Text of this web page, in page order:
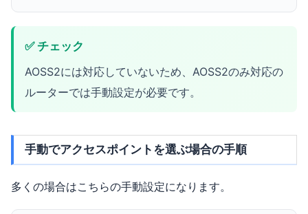
✅ チェック
AOSS2には対応していないため、AOSS2のみ対応の
ルーターでは手動設定が必要です。
手動でアクセスポイントを選ぶ場合の手順
多くの場合はこちらの手動設定になります。